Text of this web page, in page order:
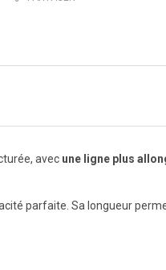
avec une ligne plus
parfaite. Sa longueur